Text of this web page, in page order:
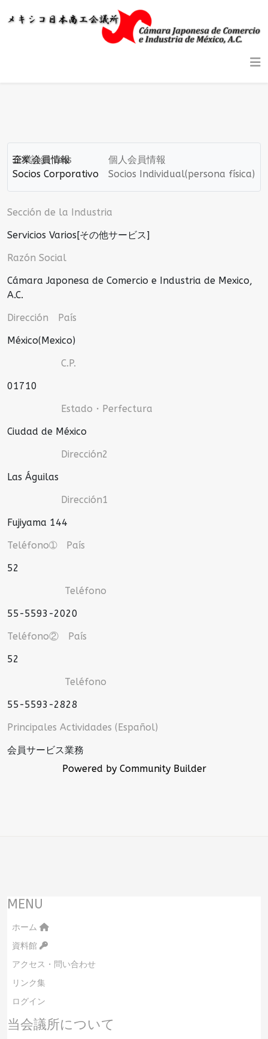
企業会員情報
Socios Corporativo
個人会員情報
Socios Individual(persona física)
詳細 Less
Sección de la Industria
Servicios Varios[その他サービス]
Razón Social
Cámara Japonesa de Comercio e Industria de Mexico,
A.C.
Dirección País
México(Mexico)
C.P.
01710
Estado・Perfectura
Ciudad de México
Dirección2
Las Águilas
Dirección1
Fujiyama 144
Teléfono➀ País
52
Teléfono
55-5593-2020
Teléfono② País
52
Teléfono
55-5593-2828
Principales Actividades (Español)
会員サービス業務
Powered by Community Builder
MENU
ホーム
資料館
アクセス・問い合わせ
リンク集
ログイン
当会議所について